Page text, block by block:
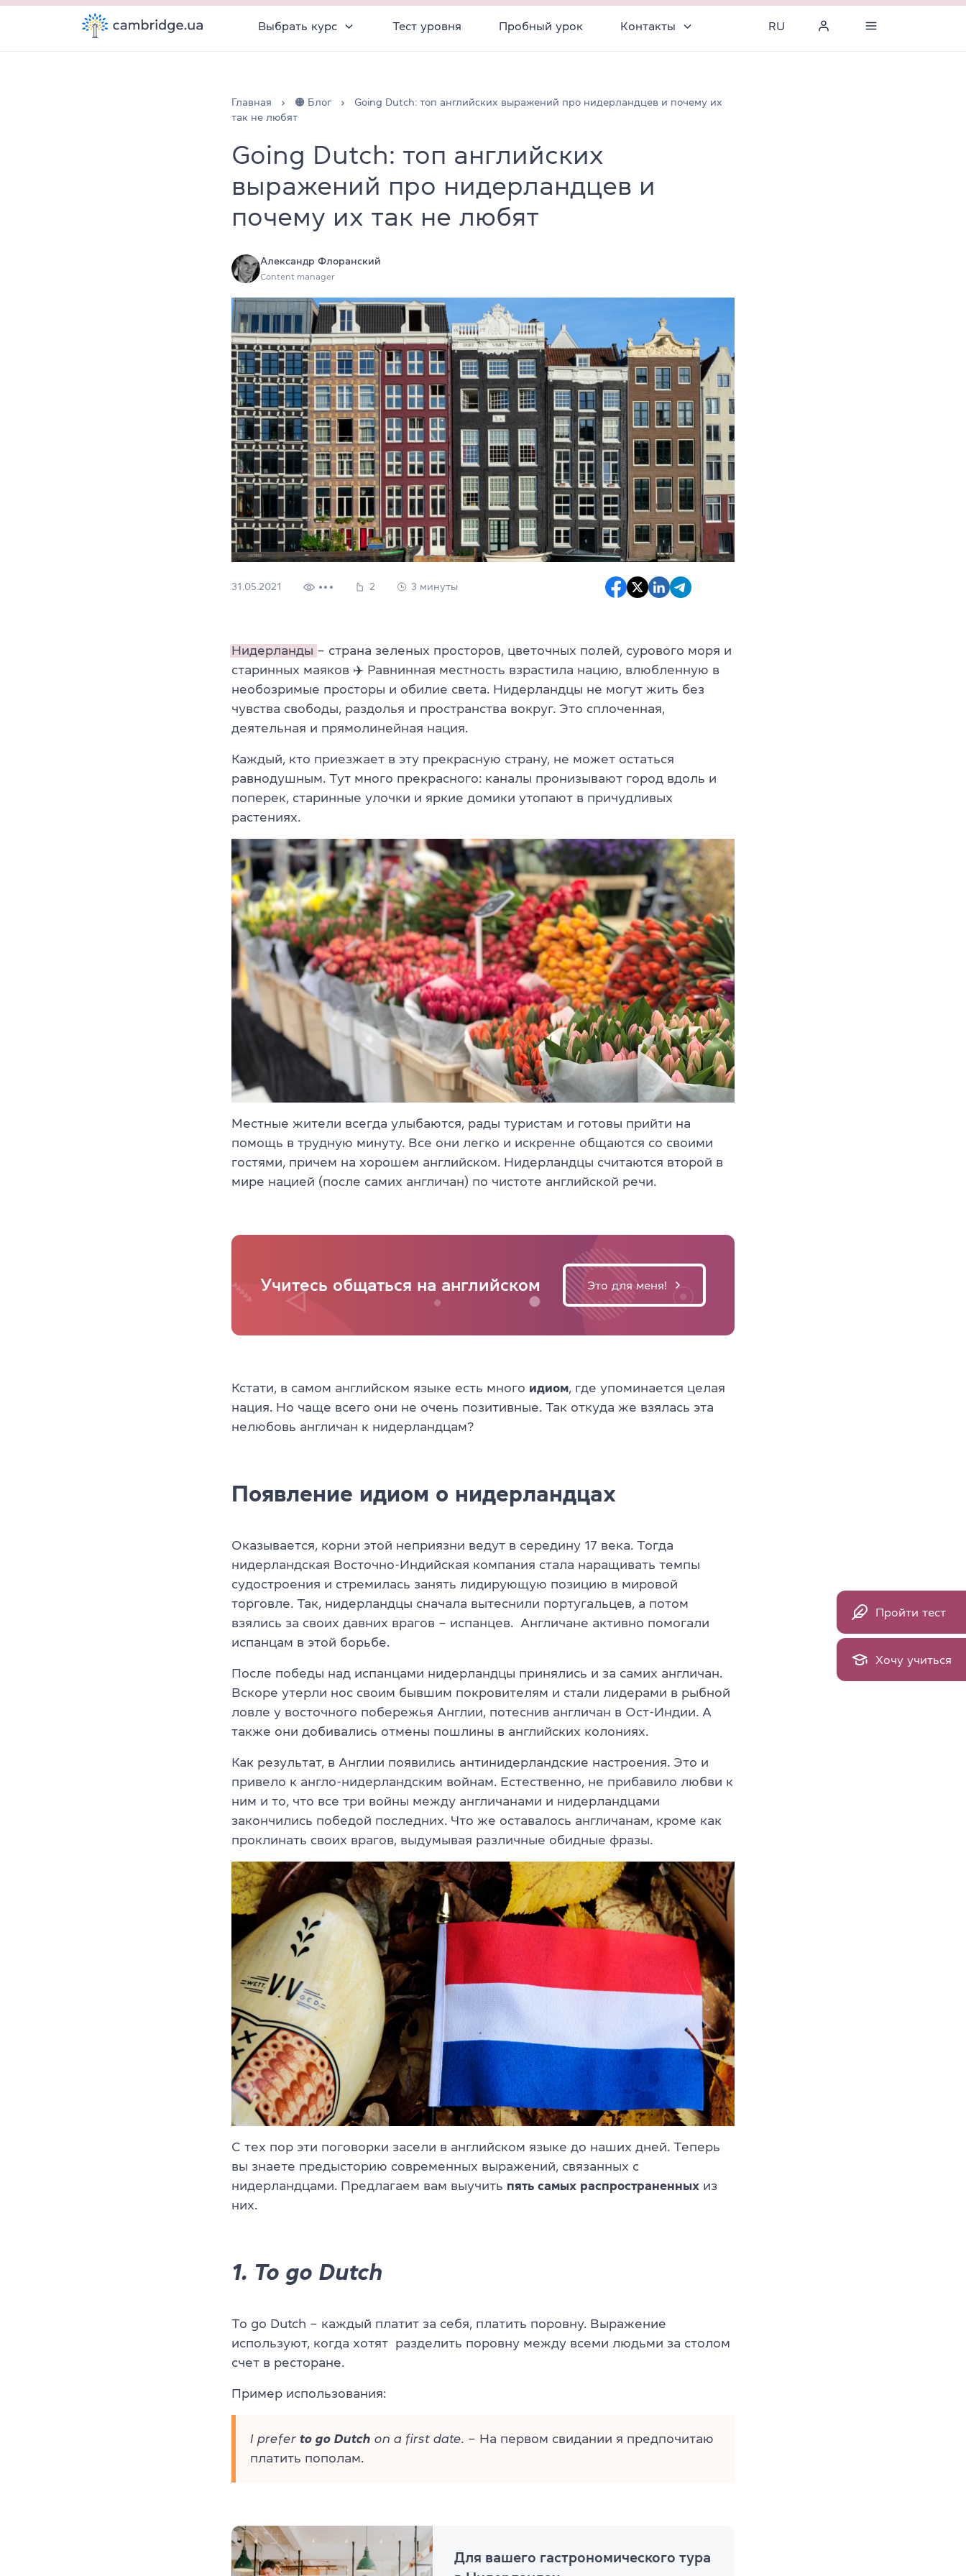
Выбрать курс Тест уровня Пробный урок Контакты RU
Главная 🟠 Блог
Going Dutch: топ английских выражений про нидерландцев и почему их
так не любят
Going Dutch: топ английских
выражений про нидерландцев и
почему их так не любят
Александр Флоранский
Content manager
31.05.2021 2 3 минуты
Нидерланды – страна зеленых просторов, цветочных полей, сурового моря и
старинных маяков ✈️ Равнинная местность взрастила нацию, влюбленную в
необозримые просторы и обилие света. Нидерландцы не могут жить без
чувства свободы, раздолья и пространства вокруг. Это сплоченная,
деятельная и прямолинейная нация.
Каждый, кто приезжает в эту прекрасную страну, не может остаться
равнодушным. Тут много прекрасного: каналы пронизывают город вдоль и
поперек, старинные улочки и яркие домики утопают в причудливых
растениях.
Местные жители всегда улыбаются, рады туристам и готовы прийти на
помощь в трудную минуту. Все они легко и искренне общаются со своими
гостями, причем на хорошем английском. Нидерландцы считаются второй в
мире нацией (после самих англичан) по чистоте английской речи.
Учитесь общаться на английском Это для меня!
Кстати, в самом английском языке есть много идиом, где упоминается целая
нация. Но чаще всего они не очень позитивные. Так откуда же взялась эта
нелюбовь англичан к нидерландцам?
Появление идиом о нидерландцах
Оказывается, корни этой неприязни ведут в середину 17 века. Тогда
нидерландская Восточно-Индийская компания стала наращивать темпы
судостроения и стремилась занять лидирующую позицию в мировой
торговле. Так, нидерландцы сначала вытеснили португальцев, а потом
взялись за своих давних врагов – испанцев. Англичане активно помогали
испанцам в этой борьбе.
После победы над испанцами нидерландцы принялись и за самих англичан.
Вскоре утерли нос своим бывшим покровителям и стали лидерами в рыбной
ловле у восточного побережья Англии, потеснив англичан в Ост-Индии. А
также они добивались отмены пошлины в английских колониях.
Как результат, в Англии появились антинидерландские настроения. Это и
привело к англо-нидерландским войнам. Естественно, не прибавило любви к
ним и то, что все три войны между англичанами и нидерландцами
закончились победой последних. Что же оставалось англичанам, кроме как
проклинать своих врагов, выдумывая различные обидные фразы.
С тех пор эти поговорки засели в английском языке до наших дней. Теперь
вы знаете предысторию современных выражений, связанных с
нидерландцами. Предлагаем вам выучить пять самых распространенных из
них.
1. To go Dutch
To go Dutch – каждый платит за себя, платить поровну. Выражение
используют, когда хотят разделить поровну между всеми людьми за столом
счет в ресторане.
Пример использования:
I prefer to go Dutch on a first date. – На первом свидании я предпочитаю
платить пополам.
Для вашего гастрономического тура
Пройти тест
Хочу учиться